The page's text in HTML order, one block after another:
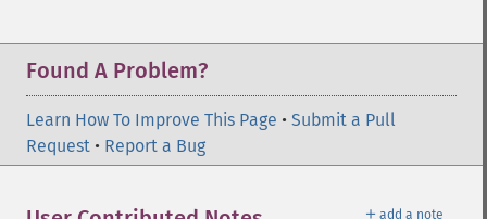
Found A Problem?
Learn How To Improve This Page • Submit a Pull
Request • Report a Bug
＋ add a note